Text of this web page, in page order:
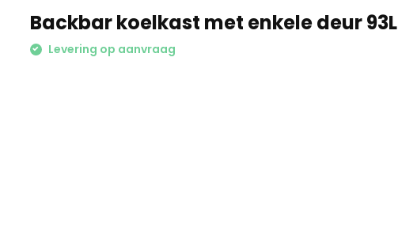
Backbar koelkast met enkele deur 93L
Levering op aanvraag